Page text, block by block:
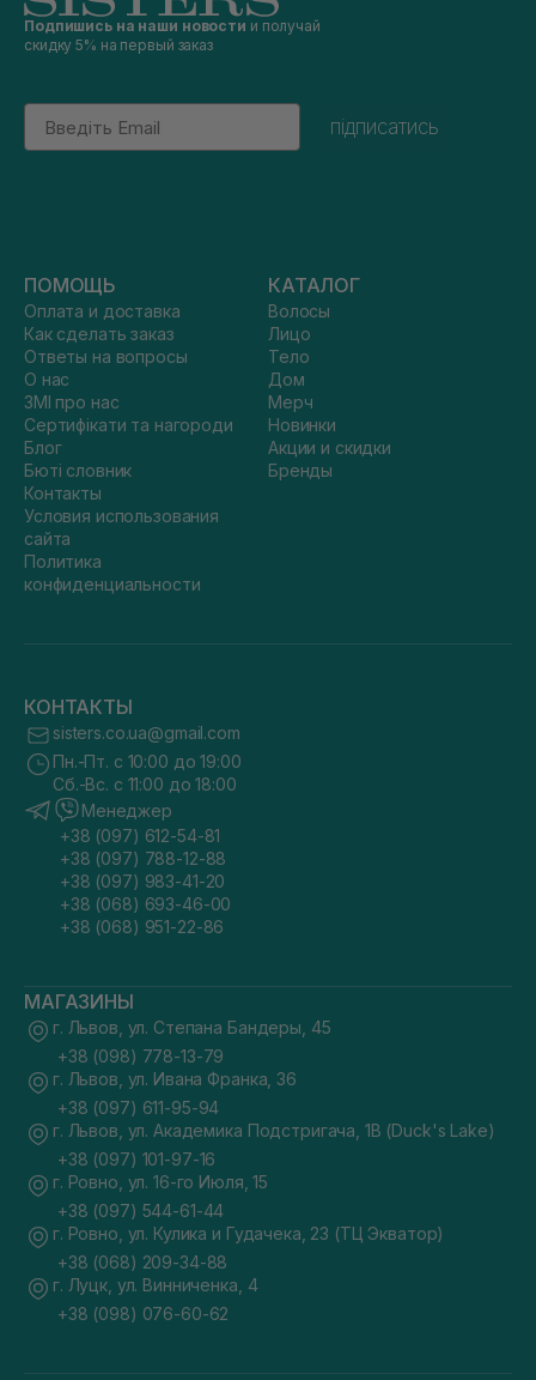
Подпишись на наши новости и получай
скидку 5% на первый заказ
Email
підписатись
ПОМОЩЬ
Оплата и доставка
Как сделать заказ
Ответы на вопросы
О нас
ЗМІ про нас
Сертифікати та нагороди
Блог
Бюті словник
Контакты
Условия использования
сайта
Политика
конфиденциальности
КАТАЛОГ
Волосы
Лицо
Тело
Дом
Мерч
Новинки
Акции и скидки
Бренды
КОНТАКТЫ
sisters.co.ua@gmail.com
Пн.-Пт. с 10:00 до 19:00
Сб.-Вс. с 11:00 до 18:00
Менеджер
+38 (097) 612-54-81
+38 (097) 788-12-88
+38 (097) 983-41-20
+38 (068) 693-46-00
+38 (068) 951-22-86
МАГАЗИНЫ
г. Львов, ул. Степана Бандеры, 45
+38 (098) 778-13-79
г. Львов, ул. Ивана Франка, 36
+38 (097) 611-95-94
г. Львов, ул. Академика Подстригача, 1В (Duck's Lake)
+38 (097) 101-97-16
г. Ровно, ул. 16-го Июля, 15
+38 (097) 544-61-44
г. Ровно, ул. Кулика и Гудачека, 23 (ТЦ Экватор)
+38 (068) 209-34-88
г. Луцк, ул. Винниченка, 4
+38 (098) 076-60-62